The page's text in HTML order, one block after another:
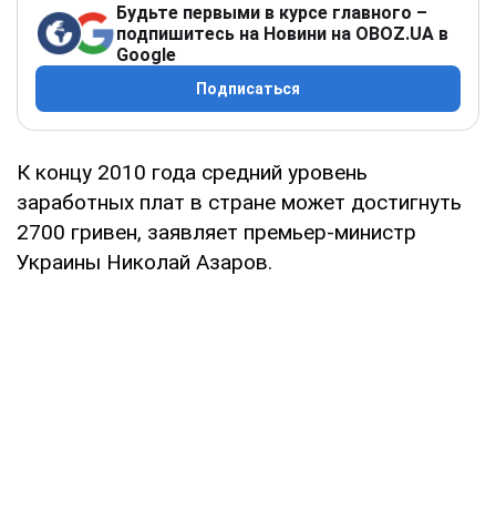
Будьте первыми в курсе главного –
подпишитесь на Новини на OBOZ.UA в
Google
Подписаться
К концу 2010 года средний уровень
заработных плат в стране может достигнуть
2700 гривен, заявляет премьер-министр
Украины Николай Азаров.